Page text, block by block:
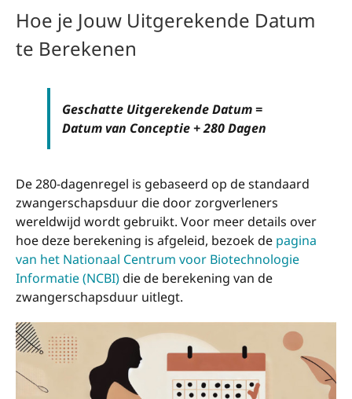
Hoe je Jouw Uitgerekende Datum
te Berekenen
Geschatte Uitgerekende Datum =
Datum van Conceptie + 280 Dagen
De 280-dagenregel is gebaseerd op de standaard
zwangerschapsduur die door zorgverleners
wereldwijd wordt gebruikt. Voor meer details over
hoe deze berekening is afgeleid, bezoek de pagina
van het Nationaal Centrum voor Biotechnologie
Informatie (NCBI)die de berekening van de
zwangerschapsduur uitlegt.